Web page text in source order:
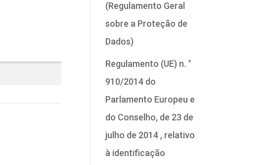
(Regulamento Geral
sobre a Proteção de
Dados)
Regulamento (UE) n. °
910/2014 do
Parlamento Europeu e
do Conselho, de 23 de
julho de 2014 , relativo
à identificação